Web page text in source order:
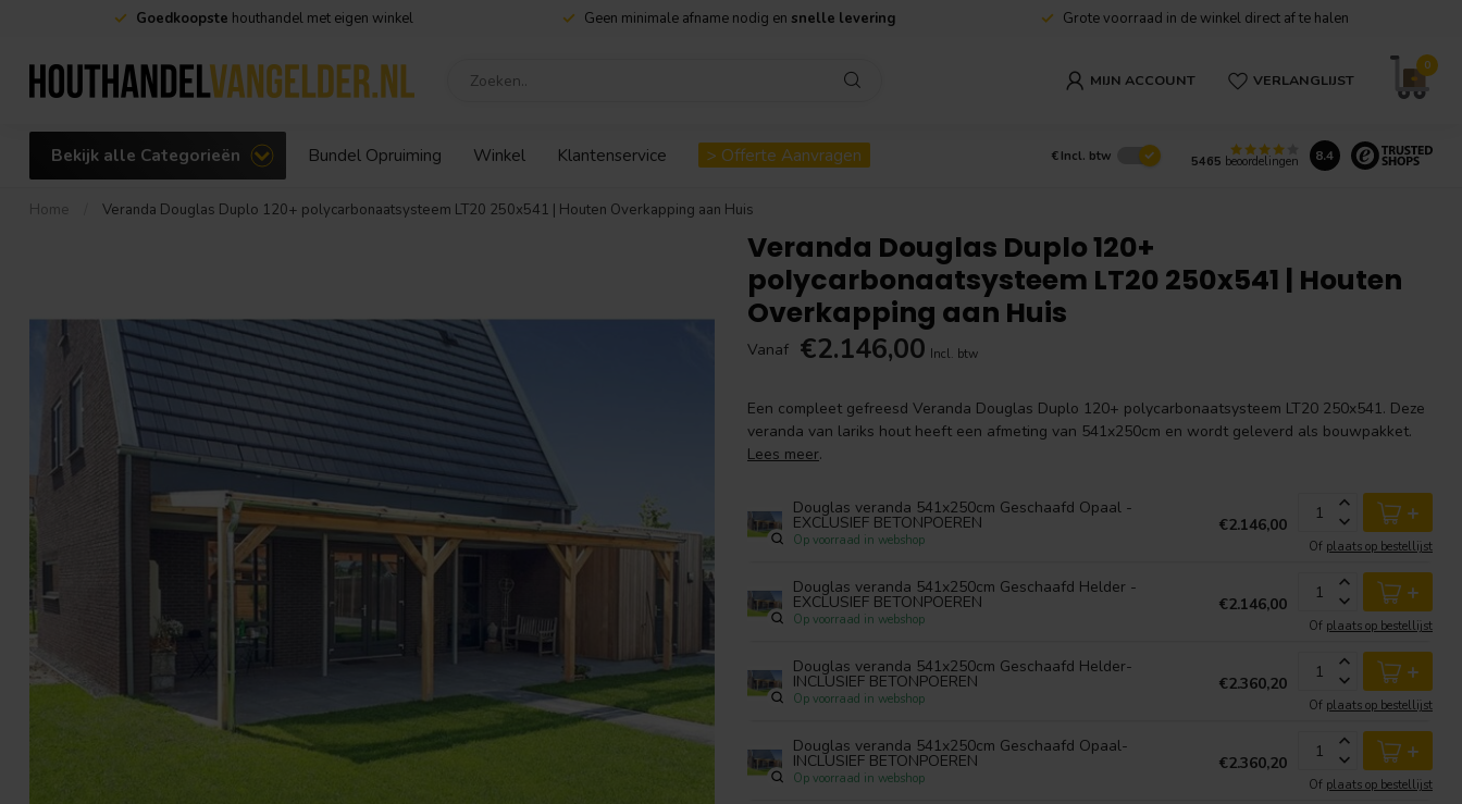
Goedkoopste houthandel met eigen winkel Geen minimale afname nodig en snelle levering Grote voorraad in de winkel direct af te halen
MIJN ACCOUNT VERLANGLIJST
0
Bekijk alle Categorieën Bundel Opruiming Winkel Klantenservice > Offerte Aanvragen € Incl. btw 5465 beoordelingen 8.4
Home Veranda Douglas Duplo 120+ polycarbonaatsysteem LT20 250x541 | Houten Overkapping aan Huis
Veranda Douglas Duplo 120+
polycarbonaatsysteem LT20 250x541 | Houten
Overkapping aan Huis
Vanaf €2.146,00 Incl. btw
Een compleet gefreesd Veranda Douglas Duplo 120+ polycarbonaatsysteem LT20 250x541. Deze
veranda van lariks hout heeft een afmeting van 541x250cm en wordt geleverd als bouwpakket.
Lees meer.
Douglas veranda 541x250cm Geschaafd Opaal -
EXCLUSIEF BETONPOEREN
Op voorraad in webshop
€2.146,00 +
Of plaats op bestellijst
Douglas veranda 541x250cm Geschaafd Helder -
EXCLUSIEF BETONPOEREN
Op voorraad in webshop
€2.146,00 +
Of plaats op bestellijst
Douglas veranda 541x250cm Geschaafd Helder-
INCLUSIEF BETONPOEREN
Op voorraad in webshop
€2.360,20 +
Of plaats op bestellijst
Douglas veranda 541x250cm Geschaafd Opaal-
INCLUSIEF BETONPOEREN
Op voorraad in webshop
€2.360,20 +
Of plaats op bestellijst